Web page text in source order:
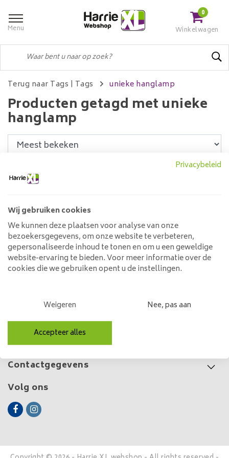
Menu
0
Winkelwagen
Terug naar Tags | Tags unieke hanglamp
Producten getagd met unieke
hanglamp
Hanglamp 1L Rocky
Chromed
89,95
Klantenservice
Mijn account
Categorieën
Contactgegevens
Volg ons
Privacybeleid
Wij gebruiken cookies
We kunnen deze plaatsen voor analyse van onze
bezoekersgegevens, om onze website te verbeteren,
gepersonaliseerde inhoud te tonen en om u een geweldige
website-ervaring te bieden. Voor meer informatie over de
cookies die we gebruiken opent u de instellingen.
Weigeren Nee, pas aan
Accepteer alles